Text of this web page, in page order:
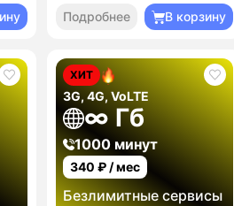
Подробнее В корзину
ХИТ
3G, 4G, VoLTE
∞ Гб
1000 минут
340 ₽ / мес
Безлимитные сервисы